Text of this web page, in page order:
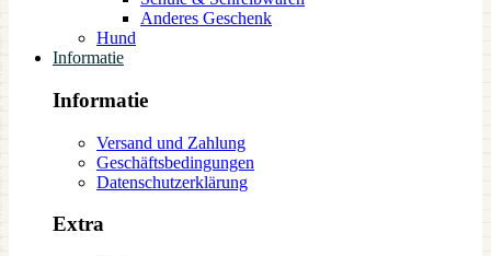
Anderes Geschenk
Hund
Informatie
Informatie
Versand und Zahlung
Geschäftsbedingungen
Datenschutzerklärung
Extra